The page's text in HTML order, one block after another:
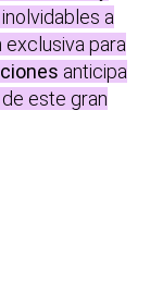
a
exclusiva para
anticipa
este gran